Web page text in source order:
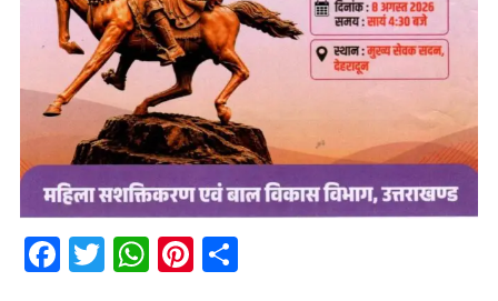
Facebook
Twitter
WhatsApp
Pinterest
Share